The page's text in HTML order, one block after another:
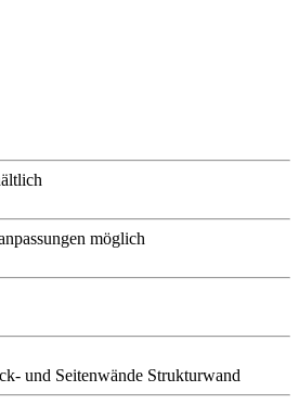
möglich
und Seitenwände Strukturwand